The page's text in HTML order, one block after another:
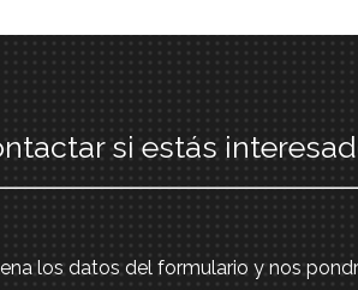
si estás
los datos del formulario y nos